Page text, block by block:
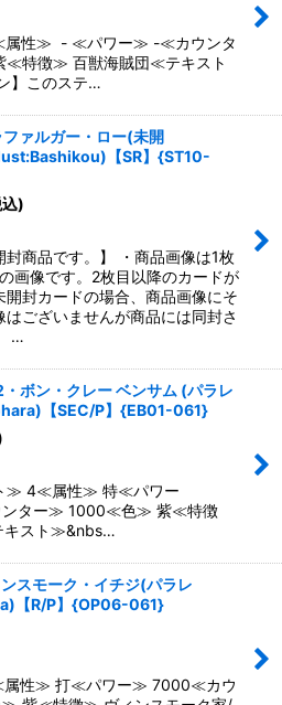
性≫ - ≪パワー≫ -≪カウンタ
特徴≫ 百獣海賊団≪テキスト
】このステ…
ファルガー・ロー(未開
【SR】{ST10-
)
封商品です。】 ・商品画像は1枚
画像です。2枚目以降のカードが
開封カードの場合、商品画像にそ
はございませんが商品には同封さ
…
・ボン・クレー ベンサム (パラレ
【SEC/P】{EB01-061}
4≪属性≫ 特≪パワー
ター≫ 1000≪色≫ 紫≪特徴
スト≫&nbs…
ンスモーク・イチジ(パラレ
【R/P】{OP06-061}
性≫ 打≪パワー≫ 7000≪カウ